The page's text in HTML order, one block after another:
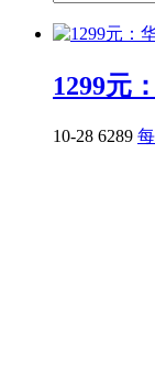
1299元
10-28 6289